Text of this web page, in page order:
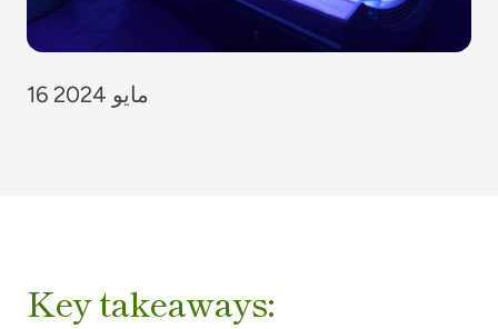
16 مايو 2024
Key takeaways: